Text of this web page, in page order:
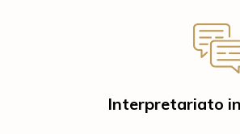
Interpretariato